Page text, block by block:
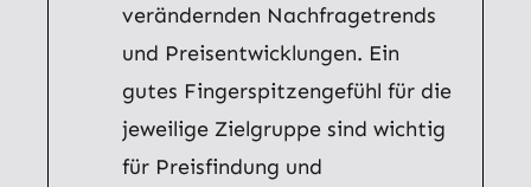
verändernden Nachfragetrends
und Preisentwicklungen. Ein
gutes Fingerspitzengefühl für die
jeweilige Zielgruppe sind wichtig
für Preisfindung und